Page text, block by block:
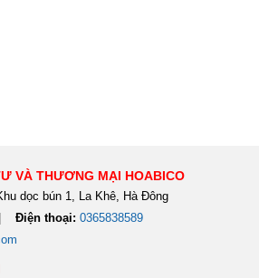
VÀ THƯƠNG MẠI HOABICO
dọc bún 1, La Khê, Hà Đông
Điện thoại: 0365838589